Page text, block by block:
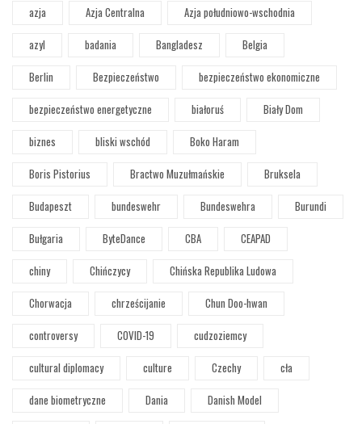
azja
Azja Centralna
Azja południowo-wschodnia
azyl
badania Bangladesz
Belgia
Berlin
Bezpieczeństwo
bezpieczeństwo ekonomiczne
bezpieczeństwo energetyczne
białoruś
Biały Dom
biznes
bliski wschód
Boko Haram
Boris Pistorius
Bractwo Muzułmańskie
Bruksela
Budapeszt
bundeswehr Bundeswehra
Burundi
Bułgaria
ByteDance CBA
CEAPAD
chiny
Chińczycy
Chińska Republika Ludowa
Chorwacja
chrześcijanie
Chun Doo-hwan
controversy
COVID-19
cudzoziemcy
cultural diplomacy
culture Czechy
cła
dane biometryczne
Dania
Danish Model